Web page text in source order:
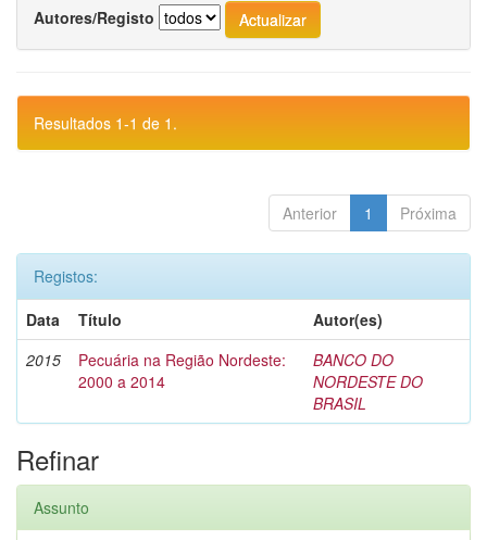
Autores/Registo
Resultados 1-1 de 1.
Anterior 1 Próxima
Registos:
Data
Título
Autor(es)
2015
Pecuária na Região Nordeste:
2000 a 2014
BANCO DO
NORDESTE DO
BRASIL
Refinar
Assunto